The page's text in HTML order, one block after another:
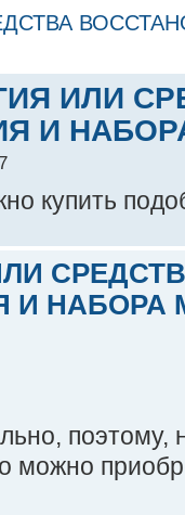
ИЛИ
И
купить
И НАБОРА